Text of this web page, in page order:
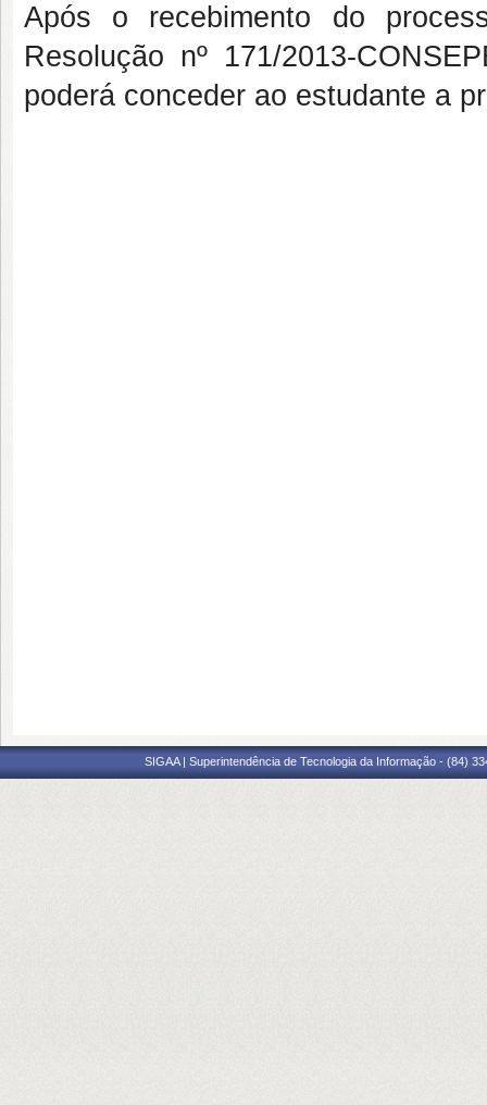
Após o recebimento do
Resolução nº 171/2013-
poderá conceder ao estudante a
SIGAA | Superintendência de Tecnologia da Informação - (84)